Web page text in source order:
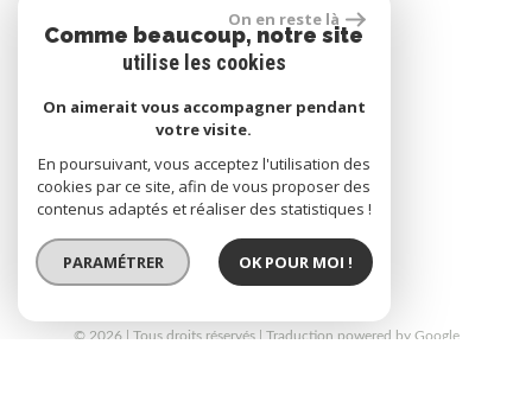
Se connecter
Espace propriétaire
réalisé par
© 2026 | Tous droits réservés | Traduction powered by Google
On en reste là
Comme beaucoup, notre site
utilise les cookies
On aimerait vous accompagner pendant
votre visite.
En poursuivant, vous acceptez l'utilisation des
cookies par ce site, afin de vous proposer des
contenus adaptés et réaliser des statistiques !
PARAMÉTRER OK POUR MOI !